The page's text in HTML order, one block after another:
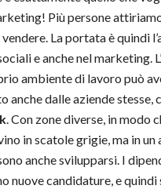
Più persone
La portata è quindi
e anche nel marketing.
ambiente di lavoro può
anche dalle aziende stesse,
. Con zone diverse, in modo
in scatole grigie, ma in
anche svilupparsi. I
nuove candidature, e quindi